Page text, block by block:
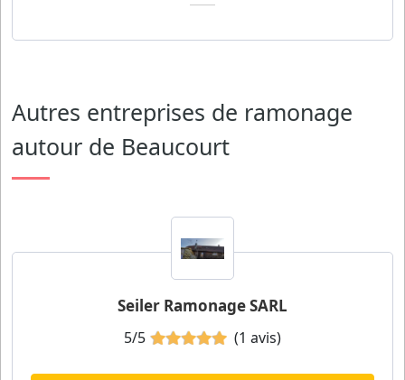
Autres entreprises de ramonage
autour de Beaucourt
Seiler Ramonage SARL
5/5 (1 avis)